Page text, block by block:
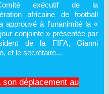
exécutif de la
africaine de football
approuvé à l'unanimité la «
conjointe » présentée par
de la FIFA, Gianni
et le secrétaire...
déplacement au